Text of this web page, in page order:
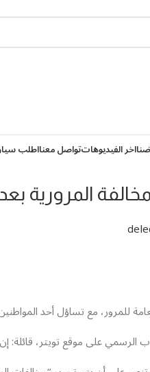
اخر الفيديوهاتتواصل معنااطلب
المرورية
للمرور، مع تساؤل أحد
الرسمي على موقع تويتر،